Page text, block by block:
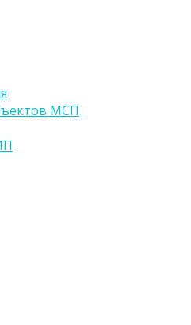
МСП